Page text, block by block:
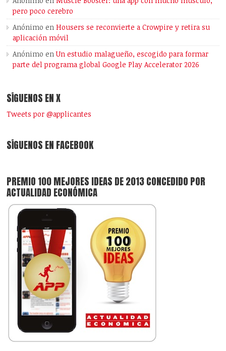
pero poco cerebro
Anónimo enHousers se reconvierte a Crowpire y retira su
aplicación móvil
Anónimo enUn estudio malagueño, escogido para formar
parte del programa global Google Play Accelerator 2026
SÍGUENOS EN X
Tweets por @applicantes
SÍGUENOS EN FACEBOOK
PREMIO 100 MEJORES IDEAS DE 2013 CONCEDIDO POR
ACTUALIDAD ECONÓMICA